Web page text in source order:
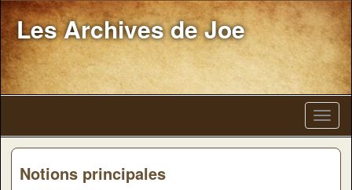
Les Archives de Joe
Notions principales